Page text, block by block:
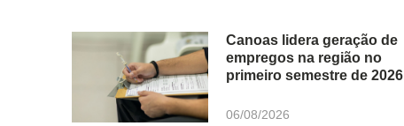
Canoas lidera geração de
empregos na região no
primeiro semestre de 2026
06/08/2026